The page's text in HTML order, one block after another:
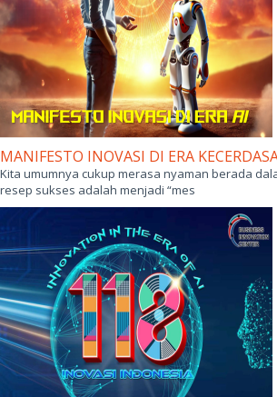
MANIFESTO INOVASI DI ERA
Kita umumnya cukup merasa nyaman berada
resep sukses adalah menjadi “mes